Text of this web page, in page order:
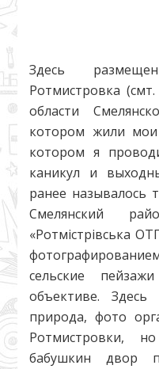
Здесь
Ротмистровка (смт.
области
котором жили
котором я
каникул и
ранее называлось
Смелянский
«Ротмістрівська
сельские
объективе.
природа, фото
Ротмистровки,
бабушкин двор